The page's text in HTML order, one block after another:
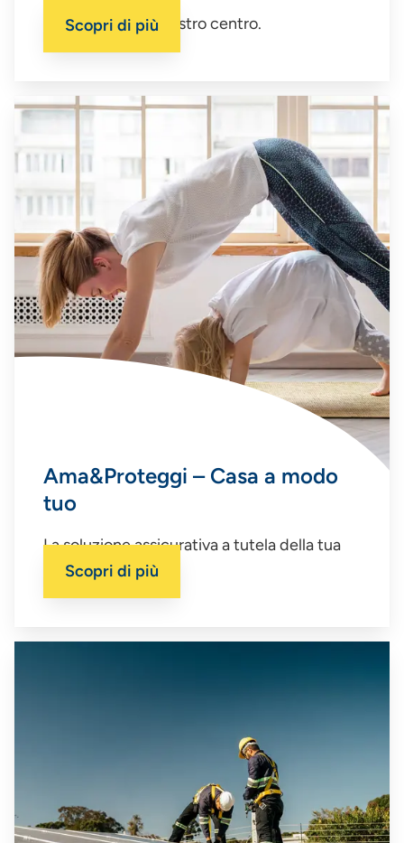
La tua salute è il nostro centro.
Scopri di più
Ama&Proteggi – Casa a modo
tuo
La soluzione assicurativa a tutela della tua
casa.Scopri di più